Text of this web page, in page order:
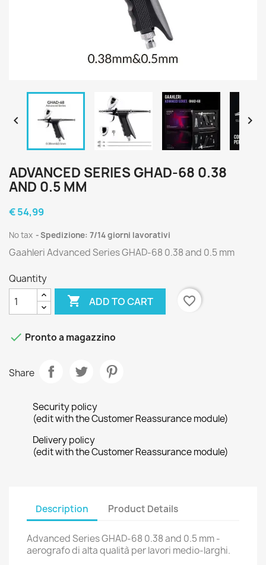
 
ADVANCED SERIES GHAD-68 0.38
AND 0.5 MM
€ 54,99
No tax Spedizione: 7/14 giorni lavorativi
Gaahleri Advanced Series GHAD-68 0.38 and 0.5 mm
Quantity
 ADD TO CART favorite_border
 Pronto a magazzino
Share
Security policy
(edit with the Customer Reassurance module)
Delivery policy
(edit with the Customer Reassurance module)
Description Product Details
Advanced Series GHAD-68 0.38 and 0.5 mm -
aerografo di alta qualità per lavori medio-larghi.